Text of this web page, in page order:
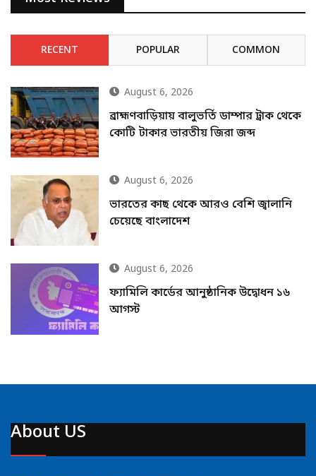
RECENT POPULAR COMMON
August 6, 2026
ব্রাহ্মণবাড়িয়ায় বালুভর্তি ডাম্পার ট্রাক থেকে
কোটি টাকার ভারতীয় জিরা জব্দ
August 6, 2026
ভারতের কাছ থেকে আরও বেশি জ্বালানি
চেয়েছে বাংলাদেশ
August 6, 2026
ফ্যামিলি কার্ডের আনুষ্ঠানিক উদ্বোধন ১৬
আগস্ট
About US